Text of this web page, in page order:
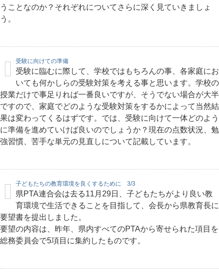
うことなのか？それぞれについてさらに深く見ていきましょ
う。
受験に向けての準備
受験に臨むに際して、学校ではもちろんの事、各家庭にお
いても何かしらの受験対策を考える事と思います。学校の
授業だけで事足りれば一番良いですが、そうでない場合が大半
ですので、家庭でどのような受験対策をするかによって当然結
果は変わってくるはずです。では、受験に向けて一体どのよう
に準備を進めていけば良いのでしょうか？現在の点数状況、勉
強習慣、苦手な単元の見直しについて記載しています。
子どもたちの教育環境を良くするために 3/3
県PTA連合会は去る11月29日、子どもたちがより良い教
育環境で生活できることを目指して、会長から県教育長に
要望書を提出しました。
要望の内容は、昨年、県内すべてのPTAから寄せられた項目を
総務委員会で5項目に集約したものです。